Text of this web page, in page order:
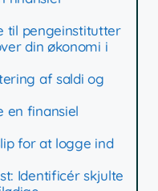
til pengeinstitutter
din økonomi i
af saldi og
en finansiel
for at logge ind
Identificér skjulte